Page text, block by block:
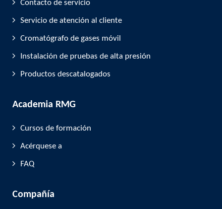
Contacto de servicio
Servicio de atención al cliente
Cromatógrafo de gases móvil
Instalación de pruebas de alta presión
Productos descatalogados
Academia RMG
Cursos de formación
Acérquese a
FAQ
Compañía